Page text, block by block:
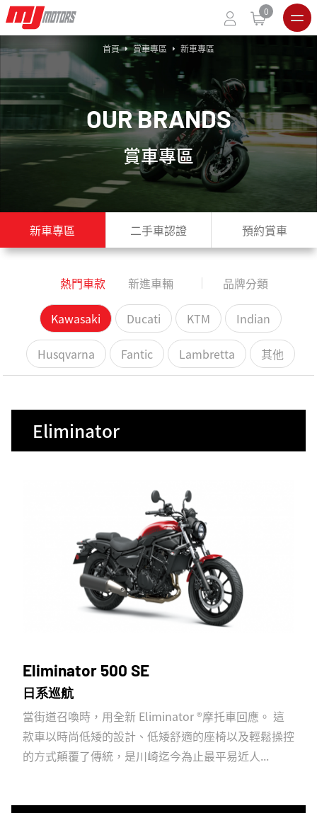
0
OURBRANDS
賞車專區
首頁 賞車專區 新車專區
新車專區 二手車認證 預約賞車
熱門車款 新進車輛 品牌分類
Kawasaki Ducati KTM Indian
Husqvarna Fantic Lambretta 其他
Eliminator
Eliminator 500 SE
日系巡航
當街道召喚時，用全新 Eliminator ®摩托車回應。 這
款車以時尚低矮的設計、低矮舒適的座椅以及輕鬆操控
的方式顛覆了傳統，是川崎迄今為止最平易近人...